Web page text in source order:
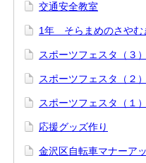
交通安全教室
1年 そらまめのさやむ
スポーツフェスタ（３）
スポーツフェスタ（２）
スポーツフェスタ（１）
応援グッズ作り
金沢区自転車マナーア